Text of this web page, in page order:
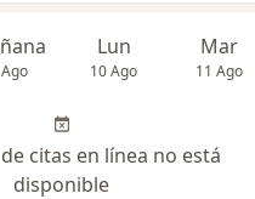
Lun
10 Ago
Mar
11 Ago
citas en línea no está
disponible